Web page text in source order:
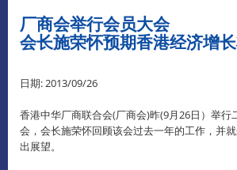
厂商会举行会员大会
会长施荣怀预期香港经济增
日期: 2013/09/26
香港中华厂商联合会(厂商会)昨(9月26日）举行
会，会长施荣怀回顾该会过去一年的工作，并
出展望。